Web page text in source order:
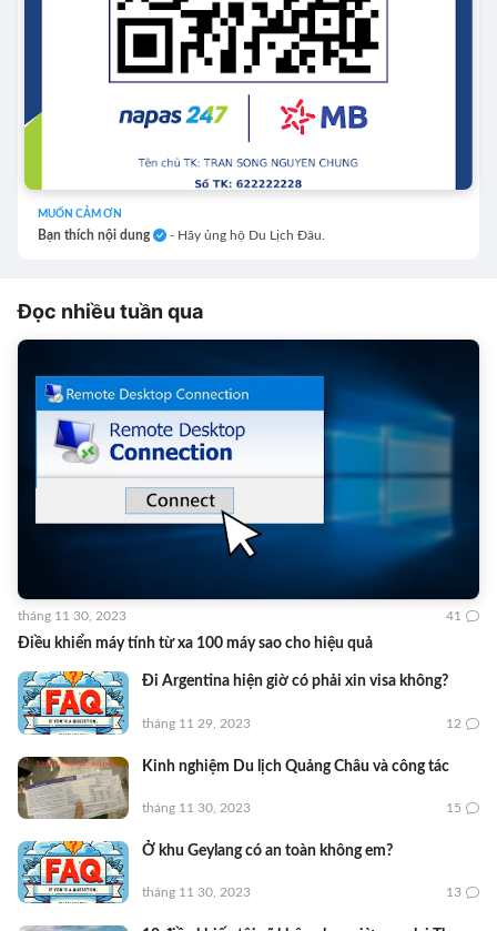
MUỐN CẢM ƠN
Bạn thích nội dung - Hãy ủng hộ Du Lịch Đâu.
Đọc nhiều tuần qua
Điều khiển máy tính từ xa 100 máy sao cho hiệu quả
tháng 11 30, 2023 41
Đi Argentina hiện giờ có phải xin visa không?
tháng 11 29, 2023 12
Kinh nghiệm Du lịch Quảng Châu và công tác
tháng 11 30, 2023 15
Ở khu Geylang có an toàn không em?
tháng 11 30, 2023 13